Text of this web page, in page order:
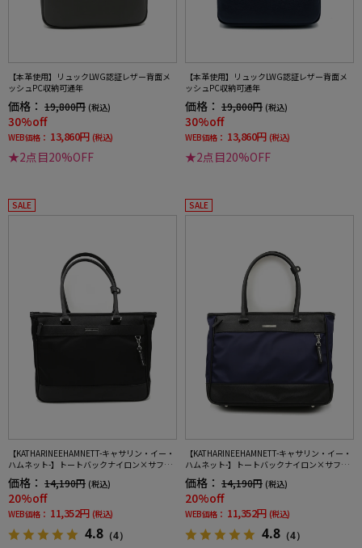
【本革使用】リュックLWG認証レザー背面メ
ッシュPC収納可通年
価格： 19,800円 (税込)
30%off
WEB価格： 13,860円 (税込)
★2点目20%OFF
【本革使用】リュックLWG認証レザー背面メ
ッシュPC収納可通年
価格： 19,800円 (税込)
30%off
WEB価格： 13,860円 (税込)
★2点目20%OFF
SALE
【KATHARINEEHAMNETT-キャサリン・イー・
ハムネット-】トートバックナイロン×サフィ
アーノ調多収納無地通年
価格： 14,190円 (税込)
20%off
WEB価格： 11,352円 (税込)
4.8 （4）
SALE
【KATHARINEEHAMNETT-キャサリン・イー・
ハムネット-】トートバックナイロン×サフィ
アーノ調多収納無地通年
価格： 14,190円 (税込)
20%off
WEB価格： 11,352円 (税込)
4.8 （4）